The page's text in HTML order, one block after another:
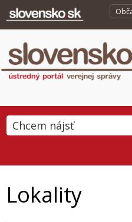
Lokality